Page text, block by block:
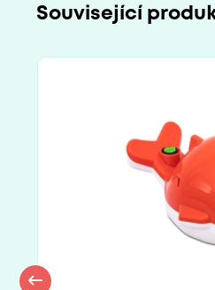
Související